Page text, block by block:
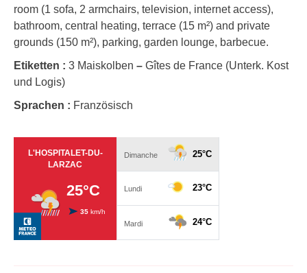
room (1 sofa, 2 armchairs, television, internet access),
bathroom, central heating, terrace (15 m²) and private
grounds (150 m²), parking, garden lounge, barbecue.
Etiketten : 3 Maiskolben – Gîtes de France (Unterk. Kost
und Logis)
Sprachen : Französisch